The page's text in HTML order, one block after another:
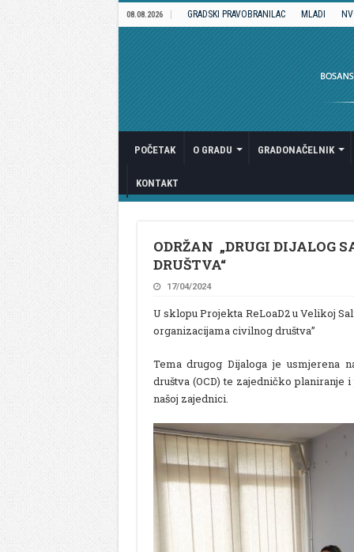
08.08.2026 GRADSKI PRAVOBRANILAC MLADI
POČETAK O GRADU GRADONAČELNIK
KONTAKT
ODRŽAN „DRUGI DIJALOG
DRUŠTVA“
17/04/2024
U sklopu Projekta ReLoaD2 u Velikoj
organizacijama civilnog društva”
Tema drugog Dijaloga je usmjerena
društva (OCD) te zajedničko
našoj zajednici.